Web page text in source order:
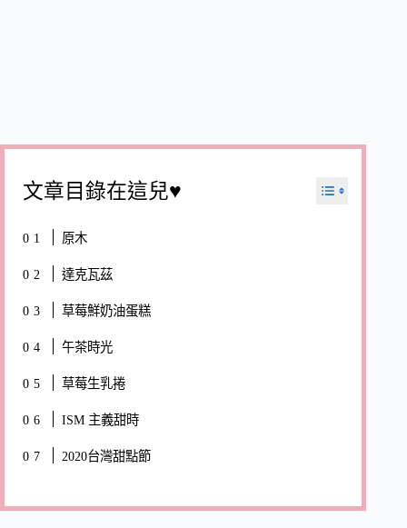
文章目錄在這兒♥
原木
達克瓦茲
草莓鮮奶油蛋糕
午茶時光
草莓生乳捲
ISM 主義甜時
2020台灣甜點節